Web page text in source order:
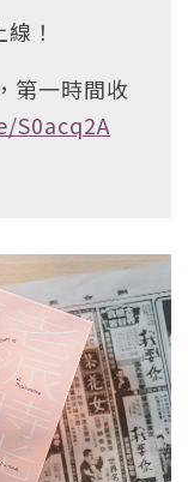
！
第一時間收